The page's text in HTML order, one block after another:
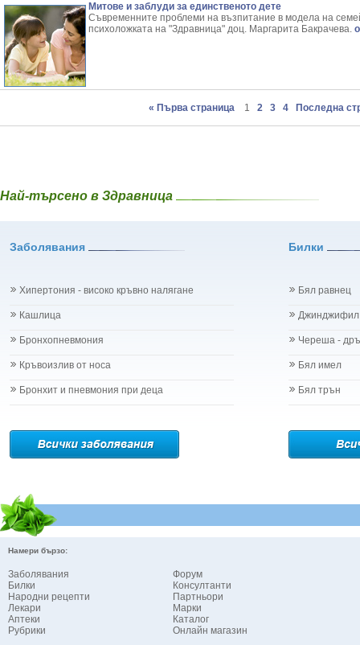
Митове и заблуди за единственото дете
Съвременните проблеми на възпитание в модела на
психоложката на "Здравница" доц. Маргарита Бакрачева.
« Първа страница 1 2 3 4 Последна
Най-търсено в Здравница
Заболявания Билки
Хипертония - високо кръвно налягане
Кашлица
Бронхопневмония
Кръвоизлив от носа
Бронхит и пневмония при деца
Бял равнец
Джинджифил
Череша -
Бял имел
Бял трън
Намери бързо:
Заболявания
Билки
Народни рецепти
Лекари
Аптеки
Рубрики
Форум
Консултанти
Партньори
Марки
Каталог
Онлайн магазин